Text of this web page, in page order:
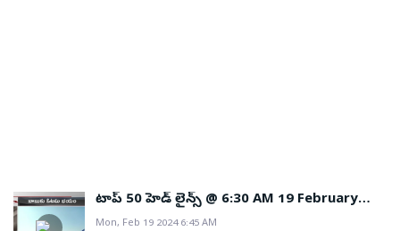
టాప్ 50 హెడ్ లైన్స్ @ 6:30 AM 19 February
2024
Mon, Feb 19 2024 6:45 AM